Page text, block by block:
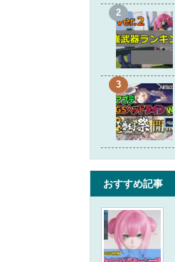
おすすめ記事